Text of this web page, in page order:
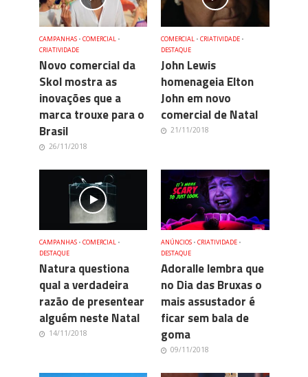
CAMPANHAS • COMERCIAL •
CRIATIVIDADE
Novo comercial da
Skol mostra as
inovações que a
marca trouxe para o
Brasil
26/11/2018
COMERCIAL • CRIATIVIDADE •
DESTAQUE
John Lewis
homenageia Elton
John em novo
comercial de Natal
21/11/2018
CAMPANHAS • COMERCIAL •
DESTAQUE
Natura questiona
qual a verdadeira
razão de presentear
alguém neste Natal
14/11/2018
ANÚNCIOS • CRIATIVIDADE •
DESTAQUE
Adoralle lembra que
no Dia das Bruxas o
mais assustador é
ficar sem bala de
goma
09/11/2018